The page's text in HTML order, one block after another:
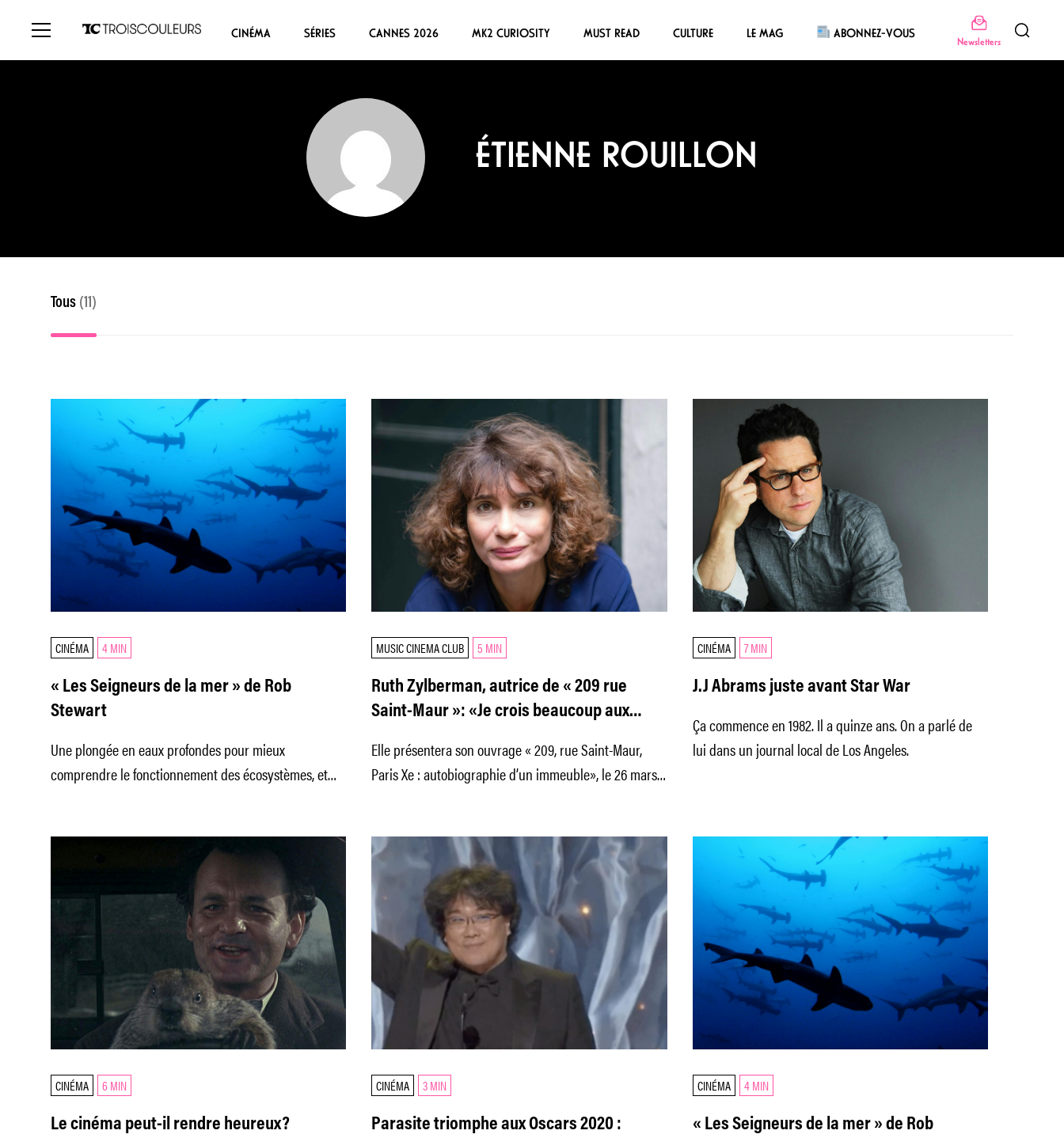
CINÉMA SÉRIES CANNES 2026 MK2 CURIOSITY MUST READ CULTURE LE MAG ABONNEZ-VOUS
Newsletters
ÉTIENNE ROUILLON
Tous (11)
CINÉMA 4 MIN
« Les Seigneurs de la mer » de Rob
Stewart
Une plongée en eaux profondes pour mieux
comprendre le fonctionnement des écosystèmes, et
MUSIC CINEMA CLUB 5 MIN
Ruth Zylberman, autrice de « 209 rue
Saint-Maur »: «Je crois beaucoup aux
Elle présentera son ouvrage « 209, rue Saint-Maur,
Paris Xe : autobiographie d’un immeuble», le 26 mars,
CINÉMA 7 MIN
J.J Abrams juste avant Star War
Ça commence en 1982. Il a quinze ans. On a parlé de
lui dans un journal local de Los Angeles.
CINÉMA 6 MIN
Le cinéma peut-il rendre heureux?
CINÉMA 3 MIN
Parasite triomphe aux Oscars 2020 :
CINÉMA 4 MIN
« Les Seigneurs de la mer » de Rob